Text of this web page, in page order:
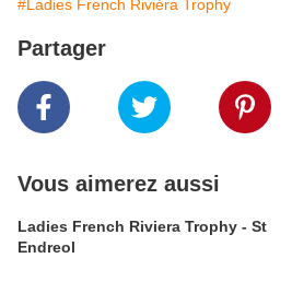
#Ladies French Riviéra Trophy
Partager
Vous aimerez aussi
Ladies French Riviera Trophy - St
Endreol